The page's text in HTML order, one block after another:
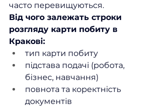
часто перевищуються.
Від чого залежать строки
розгляду карти побиту в
Кракові:
тип карти побиту
підстава подачі (робота,
бізнес, навчання)
повнота та коректність
документів